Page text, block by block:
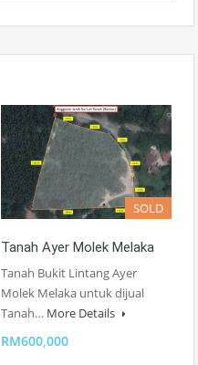
SOLD
Tanah Ayer Molek Melaka
Tanah Bukit Lintang Ayer
Molek Melaka untuk dijual
Tanah… More Details
RM600,000